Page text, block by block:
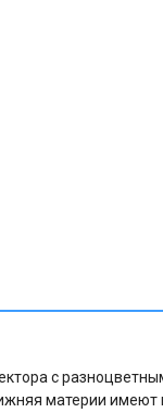
с
материи